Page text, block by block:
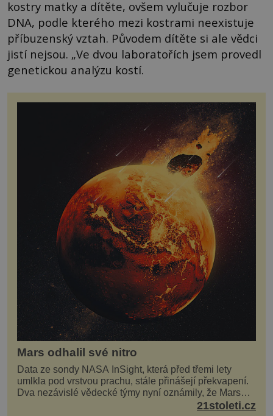
kostry matky a dítěte, ovšem vylučuje rozbor
DNA, podle kterého mezi kostrami neexistuje
příbuzenský vztah. Původem dítěte si ale vědci
jistí nejsou. „Ve dvou laboratořích jsem provedl
genetickou analýzu kostí.
Mars odhalil své nitro
Data ze sondy NASA InSight, která před třemi lety
umlkla pod vrstvou prachu, stále přinášejí překvapení.
Dva nezávislé vědecké týmy nyní oznámily, že Mars
má nejen plášť plný trosek z dávných impaktů,...21stoleti.cz